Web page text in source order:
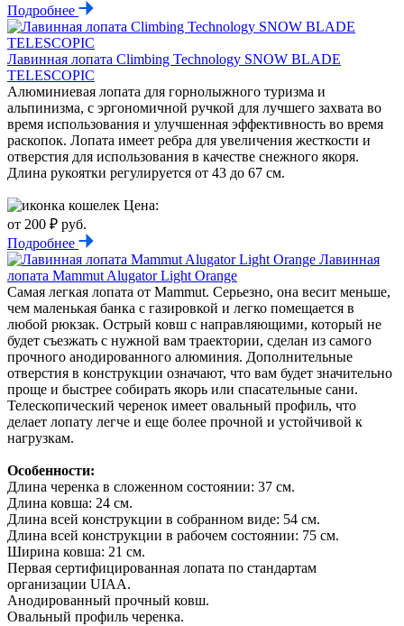
Подробнее
Лавинная лопата Climbing Technology SNOW BLADE
TELESCOPIC
Алюминиевая лопата для горнолыжного туризма и
альпинизма, с эргономичной ручкой для лучшего захвата во
время использования и улучшенная эффективность во время
раскопок. Лопата имеет ребра для увеличения жесткости и
отверстия для использования в качестве снежного якоря.
Длина рукоятки регулируется от 43 до 67 см.
Цена:
от 200 ₽ руб.
Подробнее
Лавинная
лопата Mammut Alugator Light Orange
Самая легкая лопата от Mammut. Серьезно, она весит меньше,
чем маленькая банка с газировкой и легко помещается в
любой рюкзак. Острый ковш с направляющими, который не
будет съезжать с нужной вам траектории, сделан из самого
прочного анодированного алюминия. Дополнительные
отверстия в конструкции означают, что вам будет значительно
проще и быстрее собирать якорь или спасательные сани.
Телескопический черенок имеет овальный профиль, что
делает лопату легче и еще более прочной и устойчивой к
нагрузкам.
Особенности:
Длина черенка в сложенном состоянии: 37 см.
Длина ковша: 24 см.
Длина всей конструкции в собранном виде: 54 см.
Длина всей конструкции в рабочем состоянии: 75 см.
Ширина ковша: 21 см.
Первая сертифицированная лопата по стандартам
организации UIAA.
Анодированный прочный ковш.
Овальный профиль черенка.